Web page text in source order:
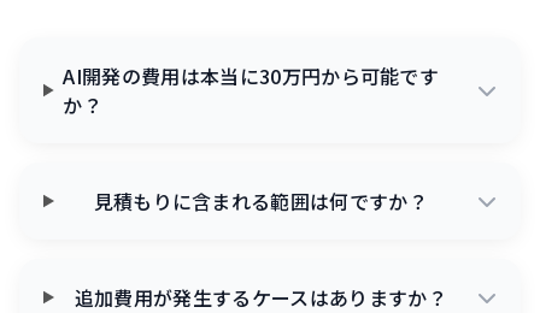
AI開発の費用は本当に30万円から可能です
か？
見積もりに含まれる範囲は何ですか？
追加費用が発生するケースはありますか？